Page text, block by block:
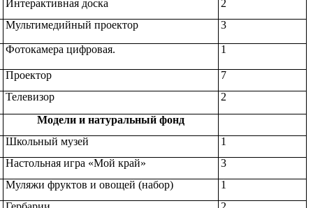
Интерактивная доска
2
Мультимедийный проектор
3
Фотокамера цифровая. 1
Проектор
7
Телевизор
2
Модели и натуральный фонд
Школьный музей
1
Настольная игра «Мой край»
3
Муляжи фруктов и овощей (набор)
1